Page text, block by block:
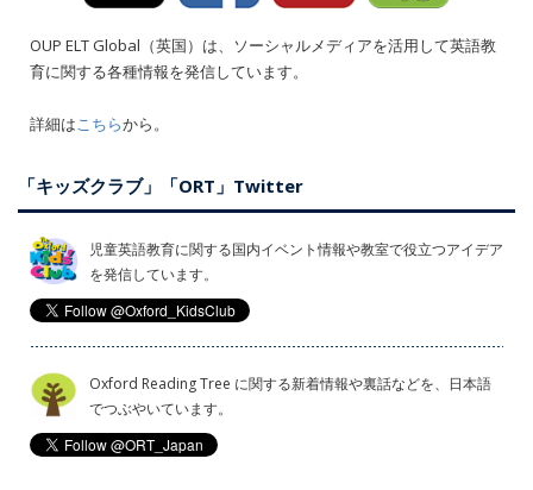
OUP ELT Global（英国）は、ソーシャルメディアを活用して英語教
育に関する各種情報を発信しています。
詳細はこちらから。
「キッズクラブ」「ORT」Twitter
児童英語教育に関する国内イベント情報や教室で役立つアイデア
を発信しています。
Oxford Reading Tree に関する新着情報や裏話などを、日本語
でつぶやいています。